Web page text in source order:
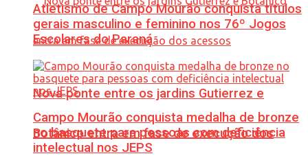
Nova ponte entre os jardins Gutierrez e
Botânico entra em fase de execução dos
Atletismo de Campo Mourão conquista títulos
gerais masculino e feminino nos 76º Jogos
Escolares do Paraná
Campo Mourão conquista medalha de bronze
no basquete para pessoas com deficiência
intelectual nos JEPS